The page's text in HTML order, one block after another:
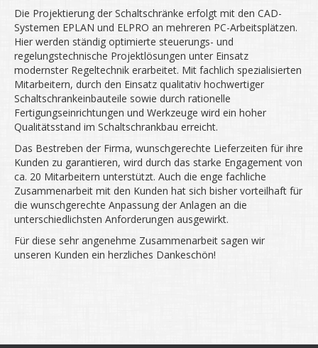
Die Projektierung der Schaltschränke erfolgt mit den CAD-
Systemen EPLAN und ELPRO an mehreren PC-Arbeitsplätzen.
Hier werden ständig optimierte steuerungs- und
regelungstechnische Projektlösungen unter Einsatz
modernster Regeltechnik erarbeitet. Mit fachlich spezialisierten
Mitarbeitern, durch den Einsatz qualitativ hochwertiger
Schaltschrankeinbauteile sowie durch rationelle
Fertigungseinrichtungen und Werkzeuge wird ein hoher
Qualitätsstand im Schaltschrankbau erreicht.
Das Bestreben der Firma, wunschgerechte Lieferzeiten für ihre
Kunden zu garantieren, wird durch das starke Engagement von
ca. 20 Mitarbeitern unterstützt. Auch die enge fachliche
Zusammenarbeit mit den Kunden hat sich bisher vorteilhaft für
die wunschgerechte Anpassung der Anlagen an die
unterschiedlichsten Anforderungen ausgewirkt.
Für diese sehr angenehme Zusammenarbeit sagen wir
unseren Kunden ein herzliches Dankeschön!